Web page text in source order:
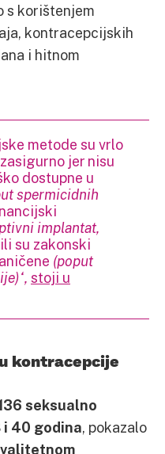
s korištenjem
kontracepcijskih
i hitnom
metode su vrlo
jer nisu
dostupne u
spermicidnih
implantat,
ili su zakonski
(poput
stoji u
kontracepcije
seksualno
i 40 godina, pokazalo